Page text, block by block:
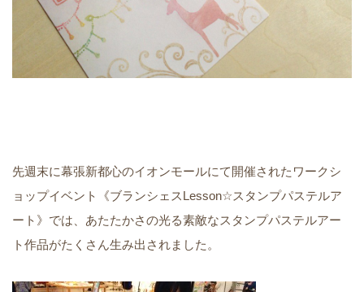
先週末に幕張新都心のイオンモールにて開催されたワークシ
ョップイベント《ブランシェスLesson☆スタンプパステルア
ート》では、あたたかさの光る素敵なスタンプパステルアー
ト作品がたくさん生み出されました。